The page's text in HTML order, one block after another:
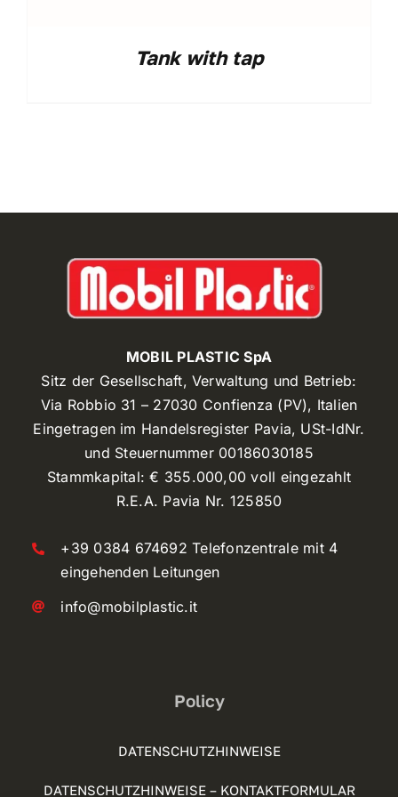
Tank with tap
MOBIL PLASTIC SpA
Sitz der Gesellschaft, Verwaltung und Betrieb:
Via Robbio 31 – 27030 Confienza (PV), Italien
Eingetragen im Handelsregister Pavia, USt-IdNr.
und Steuernummer 00186030185
Stammkapital: € 355.000,00 voll eingezahlt
R.E.A. Pavia Nr. 125850
+39 0384 674692 Telefonzentrale mit 4
eingehenden Leitungen
info@mobilplastic.it
Policy
DATENSCHUTZHINWEISE
DATENSCHUTZHINWEISE – KONTAKTFORMULAR